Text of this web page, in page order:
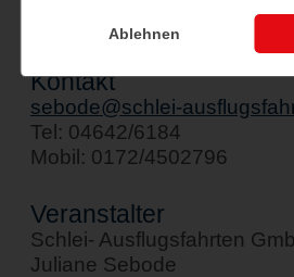
Kontakt
sebode@schlei-
Tel: 04642/6184
Mobil: 0172/4502796
Veranstalter
Schlei- Ausflugsfahrten
Juliane Sebode
Ablehnen